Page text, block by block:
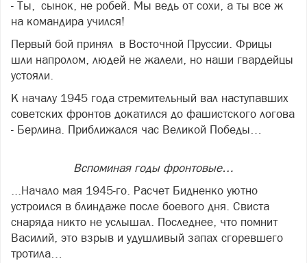
- Ты, сынок, не робей. Мы ведь от сохи, а ты все ж
на командира учился!
Первый бой принял в Восточной Пруссии. Фрицы
шли напролом, людей не жалели, но наши гвардейцы
устояли.
К началу 1945 года стремительный вал наступавших
советских фронтов докатился до фашистского логова
- Берлина. Приближался час Великой Победы…
Вспоминая годы фронтовые…
...Начало мая 1945-го. Расчет Бидненко уютно
устроился в блиндаже после боевого дня. Свиста
снаряда никто не услышал. Последнее, что помнит
Василий, это взрыв и удушливый запах сгоревшего
тротила…